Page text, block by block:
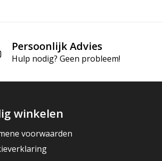
Persoonlijk Advies
Hulp nodig? Geen probleem!
winkelen
voorwaarden